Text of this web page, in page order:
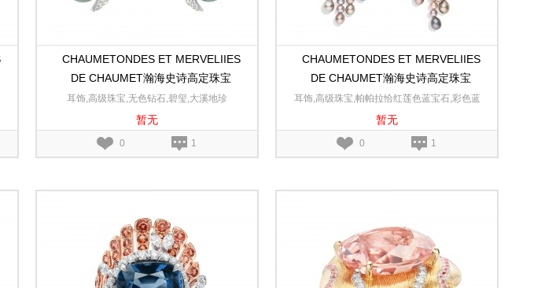
CHAUMETONDES ET MERVELIIES
DE CHAUMET瀚海史诗高定珠宝
Chant de Sirènes鲛韵颂歌白金耳环
耳饰,高级珠宝,无色钻石,碧玺,大溪地珍
珠,18K白金
暂无
0 1
CHAUMETONDES ET MERVELIIES
DE CHAUMET瀚海史诗高定珠宝
Comètes des Mers汪洋彗星白金和玫
瑰金耳环
耳饰,高级珠宝,帕帕拉恰红莲色蓝宝石,彩色蓝
宝石,无色钻石,珍珠,18K白金,18K玫瑰金
暂无
0 1